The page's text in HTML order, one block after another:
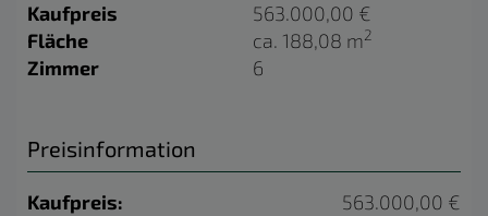
Kaufpreis
563.000,00 €
Fläche
ca. 188,08 m2
Zimmer 6
Preisinformation
Kaufpreis: 563.000,00 €